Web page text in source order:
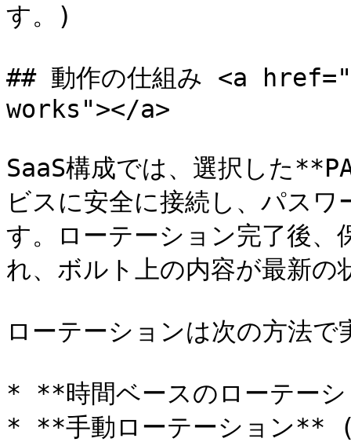
す。)
## 動作の仕組み <a
works"></a>
SaaS構成では、選択した
ビスに安全に接続し、パス
す。ローテーション完了後、
れ、ボルト上の内容が最新の
ローテーションは次の方法で
* **時間ベースのローテー
* **手動ローテーション**